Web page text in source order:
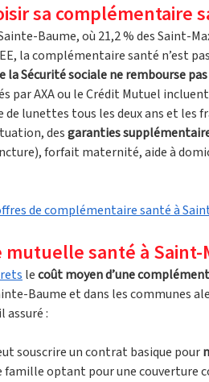
sa complémentaire
Baume, où 21,2 % des Saint-
la complémentaire santé n’est
la Sécurité sociale ne rembourse
par AXA ou le Crédit Mutuel
de lunettes tous les deux ans et les
des garanties
forfait maternité, aide à
de complémentaire santé à
mutuelle santé à
le coût moyen d’une
Baume et dans les communes
:
souscrire un contrat basique pour
famille optant pour une couverture